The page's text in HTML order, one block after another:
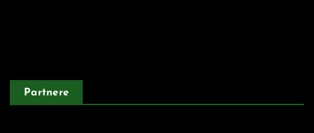
Partnere